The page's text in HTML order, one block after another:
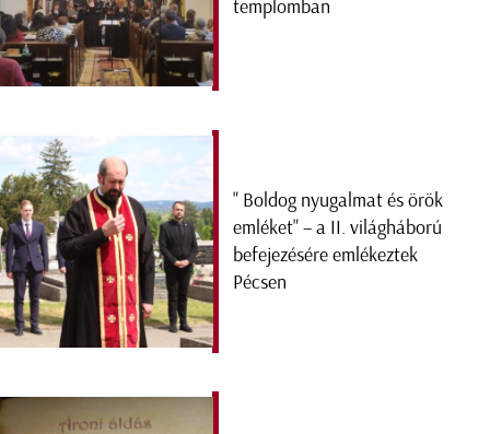
templomban
" Boldog nyugalmat és örök
emléket" – a II. világháború
befejezésére emlékeztek
Pécsen